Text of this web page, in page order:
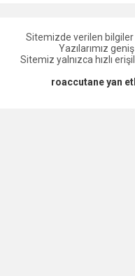
Sitemizde verilen
Yazılarımız
Sitemiz yalnızca hızlı
roaccutane yan